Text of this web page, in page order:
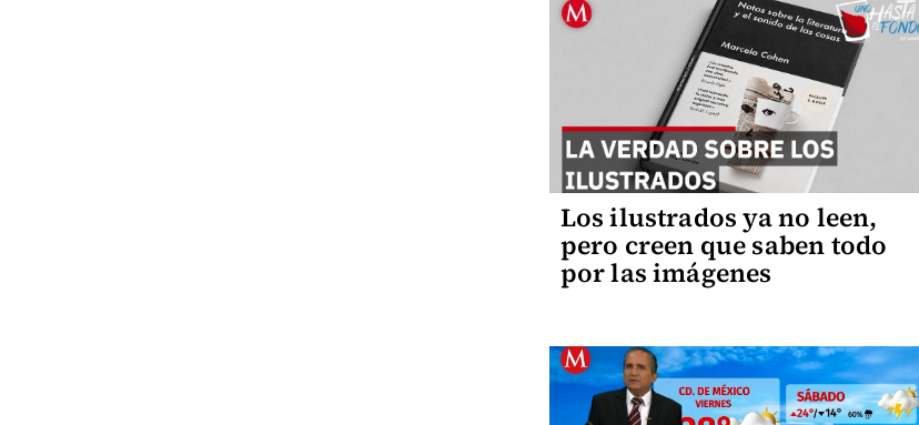
Los ilustrados ya no leen,
pero creen que saben todo
por las imágenes